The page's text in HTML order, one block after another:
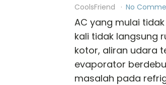
CoolsFriend No
AC yang mulai
kali tidak langsung
kotor, aliran udara
evaporator
masalah pada